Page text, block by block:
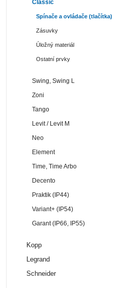
Classic
Spínače a ovládače (tlačítka)
Zásuvky
Úložný materiál
Ostatní prvky
Swing, Swing L
Zoni
Tango
Levit / Levit M
Neo
Element
Time, Time Arbo
Decento
Praktik (IP44)
Variant+ (IP54)
Garant (IP66, IP55)
Kopp
Legrand
Schneider